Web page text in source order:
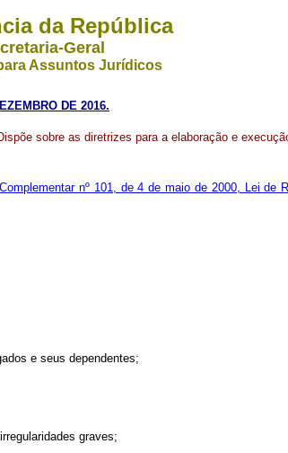
da República
Geral
Assuntos Jurídicos
DE 2016.
sobre as diretrizes para a elaboração e
nº 101, de 4 de maio de 2000, Lei de
e seus dependentes;
graves;